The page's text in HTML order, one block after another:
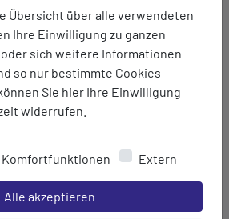
Übersicht über alle verwendeten
Ihre Einwilligung zu ganzen
sich weitere Informationen
so nur bestimmte Cookies
Sie hier Ihre Einwilligung
widerrufen.
Komfortfunktionen Extern
Einstellungen speichern für die Gruppe
Alle akzeptieren
/ Unterpronation